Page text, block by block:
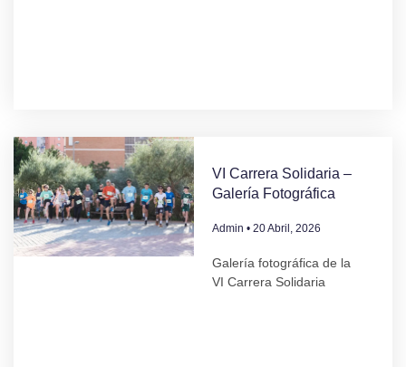
VI Carrera Solidaria –
Galería Fotográfica
Admin 20 Abril, 2026
Galería fotográfica de la
VI Carrera Solidaria